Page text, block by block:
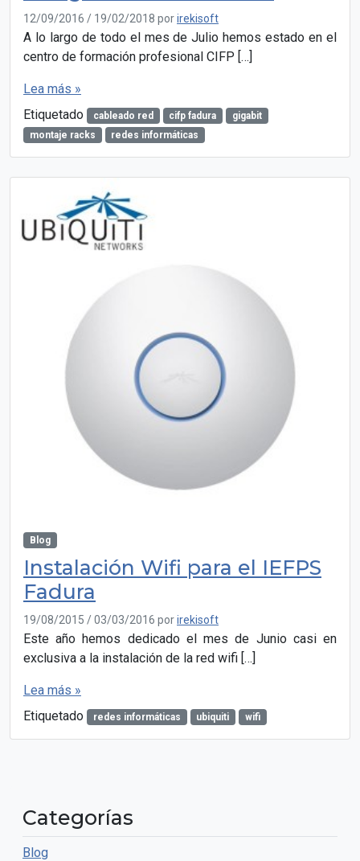
12/09/2016 / 19/02/2018 porirekisoft
A lo largo de todo el mes de Julio hemos estado en el
centro de formación profesional CIFP […]
Lea más »
Etiquetado
cableado red cifp fadura
gigabit
montaje racks
redes informáticas
Blog
Instalación Wifi para el IEFPS
Fadura
19/08/2015 /03/03/2016 porirekisoft
Este año hemos dedicado el mes de Junio casi en
exclusiva a la instalación de la red wifi […]
Lea más »
Etiquetado
redes informáticas ubiquiti wifi
Categorías
Blog